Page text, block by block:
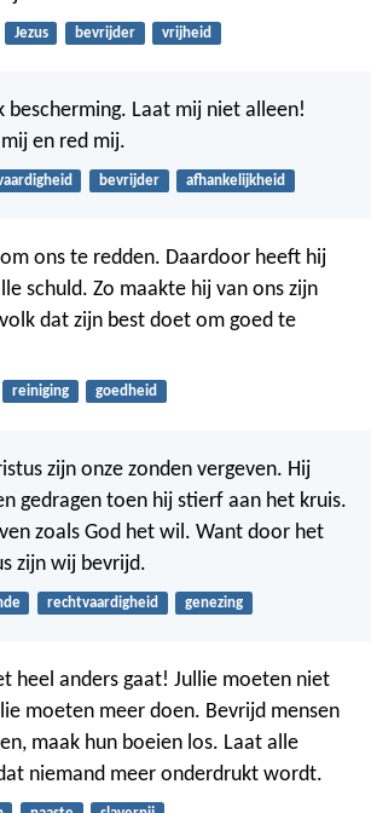
Jezus bevrijder vrijheid
bescherming. Laat mij niet alleen!
en red mij.
bevrijder afhankelijkheid
ons te redden. Daardoor heeft hij
schuld. Zo maakte hij van ons zijn
dat zijn best doet om goed te
reiniging goedheid
zijn onze zonden vergeven. Hij
gedragen toen hij stierf aan het kruis.
zoals God het wil. Want door het
zijn wij bevrijd.
rechtvaardigheid genezing
heel anders gaat! Jullie moeten niet
moeten meer doen. Bevrijd mensen
maak hun boeien los. Laat alle
niemand meer onderdrukt wordt.